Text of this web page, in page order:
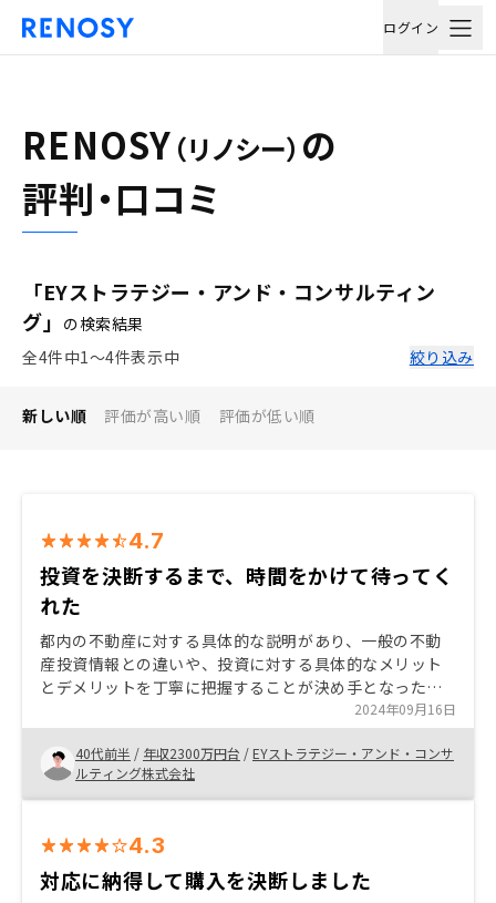
ログイン
RENOSY （リノシー） の
評判・口コミ
「EYストラテジー・アンド・コンサルティン
グ」 の検索結果
全4件中1〜4件表示中
絞り込み
新しい順 評価が高い順 評価が低い順
4.7
投資を決断するまで、時間をかけて待ってく
れた
都内の不動産に対する具体的な説明があり、一般の不動
産投資情報との違いや、投資に対する具体的なメリット
とデメリットを丁寧に把握することが決め手となった。
また、友人が貴社から物件を購入し、すでに投資を行っ
て成功している点も信頼に繋がった。
2024年09月16日
40代前半 / 年収2300万円台 /EYストラテジー・アンド・コンサ
ルティング株式会社
4.3
対応に納得して購入を決断しました